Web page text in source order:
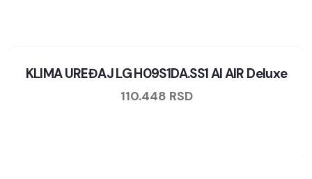
KLIMA UREĐAJ LG H09S1DA.SS1 AI AIR Deluxe
110.448 RSD